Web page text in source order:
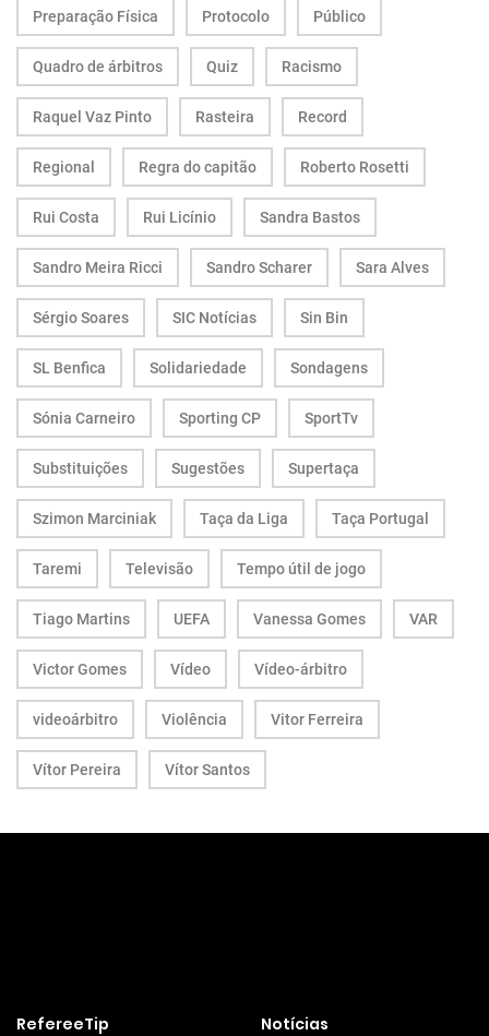
Preparação Física Protocolo Público
Quadro de árbitros Quiz Racismo
Raquel Vaz Pinto Rasteira Record
Regional Regra do capitão Roberto Rosetti
Rui Costa Rui Licínio Sandra Bastos
Sandro Meira Ricci Sandro Scharer Sara Alves
Sérgio Soares SIC Notícias Sin Bin
SL Benfica Solidariedade Sondagens
Sónia Carneiro Sporting CP SportTv
Substituições Sugestões Supertaça
Szimon Marciniak Taça da Liga Taça Portugal
Taremi Televisão Tempo útil de jogo
Tiago Martins UEFA Vanessa Gomes VAR
Victor Gomes Vídeo Vídeo-árbitro
videoárbitro Violência Vitor Ferreira
Vítor Pereira Vítor Santos
RefereeTip Notícias